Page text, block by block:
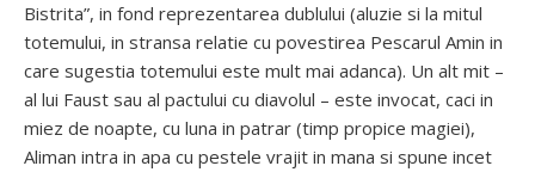
Bistrita”, in fond reprezentarea dublului (aluzie si la mitul
totemului, in stransa relatie cu povestirea Pescarul Amin in
care sugestia totemului este mult mai adanca). Un alt mit –
al lui Faust sau al pactului cu diavolul – este invocat, caci in
miez de noapte, cu luna in patrar (timp propice magiei),
Aliman intra in apa cu pestele vrajit in mana si spune incet